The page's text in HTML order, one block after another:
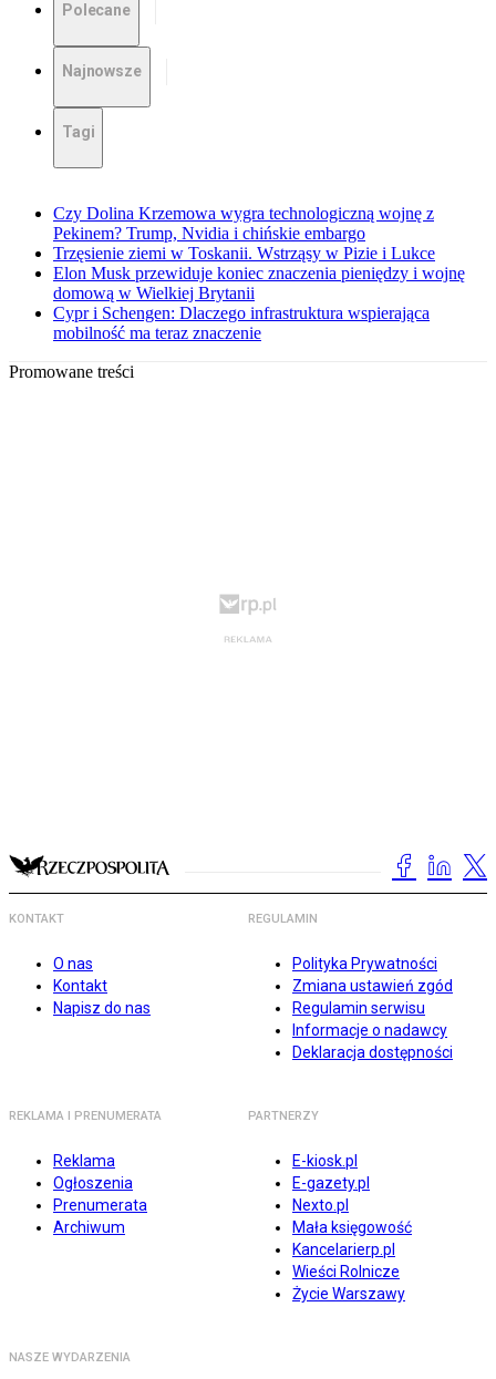
Polecane
Najnowsze
Tagi
Czy Dolina Krzemowa wygra technologiczną wojnę z
Pekinem? Trump, Nvidia i chińskie embargo
Trzęsienie ziemi w Toskanii. Wstrząsy w Pizie i Lukce
Elon Musk przewiduje koniec znaczenia pieniędzy i wojnę
domową w Wielkiej Brytanii
Cypr i Schengen: Dlaczego infrastruktura wspierająca
mobilność ma teraz znaczenie
Promowane treści
KONTAKT
O nas
Kontakt
Napisz do nas
REGULAMIN
Polityka Prywatności
Zmiana ustawień zgód
Regulamin serwisu
Informacje o nadawcy
Deklaracja dostępności
REKLAMA I PRENUMERATA
Reklama
Ogłoszenia
Prenumerata
Archiwum
PARTNERZY
E-kiosk.pl
E-gazety.pl
Nexto.pl
Mała księgowość
Kancelarierp.pl
Wieści Rolnicze
Życie Warszawy
NASZE WYDARZENIA